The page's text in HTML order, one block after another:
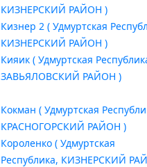
КИЗНЕРСКИЙ РАЙОН )
Кизнер 2 ( Удмуртская
КИЗНЕРСКИЙ РАЙОН )
Кияик ( Удмуртская
ЗАВЬЯЛОВСКИЙ РАЙОН )
Кокман ( Удмуртская
КРАСНОГОРСКИЙ РАЙОН )
Короленко ( Удмуртская
Республика, КИЗНЕРСКИЙ